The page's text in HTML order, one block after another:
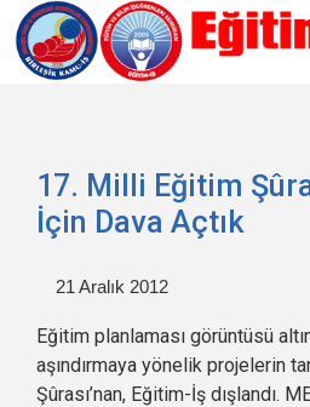
17. Milli Eğitim
İçin Dava Açtık
21 Aralık 2012
Eğitim planlaması görüntüsü
aşındırmaya yönelik projelerin
Şûrası’nan, Eğitim-İş dışlandı.